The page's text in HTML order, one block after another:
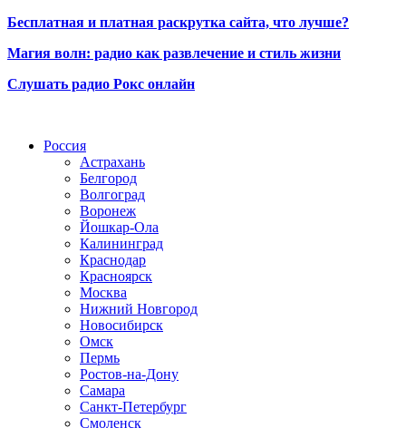
Бесплатная и платная раскрутка сайта, что лучше?
Магия волн: радио как развлечение и стиль жизни
Слушать радио Рокс онлайн
Россия
Астрахань
Белгород
Волгоград
Воронеж
Йошкар-Ола
Калининград
Краснодар
Красноярск
Москва
Нижний Новгород
Новосибирск
Омск
Пермь
Ростов-на-Дону
Самара
Санкт-Петербург
Смоленск